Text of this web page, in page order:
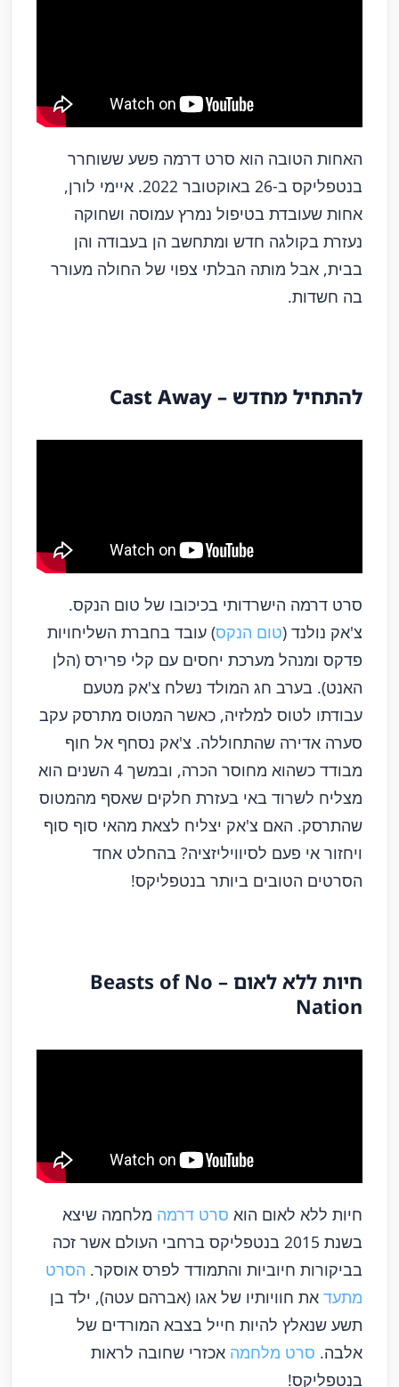
האחות הטובה הוא סרט דרמה פשע ששוחרר
בנטפליקס ב-26 באוקטובר 2022.
איימי לורן,
אחות שעובדת בטיפול נמרץ עמוסה ושחוקה
נעזרת בקולגה חדש ומתחשב הן בעבודה והן
בבית, אבל מותה הבלתי צפוי של החולה מעורר
בה חשדות.
להתחיל מחדש – Cast Away
סרט דרמה הישרדותי בכיכובו של טום הנקס.
צ'אק נולנד (טום הנקס) עובד בחברת השליחויות
פדקס ומנהל מערכת יחסים עם קלי פרירס (הלן
האנט). בערב חג המולד נשלח צ'אק מטעם
עבודתו לטוס למלזיה, כאשר המטוס מתרסק עקב
סערה אדירה שהתחוללה. צ'אק נסחף אל חוף
מבודד כשהוא מחוסר הכרה, ובמשך 4 השנים הוא
מצליח לשרוד באי בעזרת חלקים שאסף מהמטוס
שהתרסק. האם צ'אק יצליח לצאת מהאי סוף סוף
ויחזור אי פעם לסיוויליזציה? בהחלט אחד
הסרטים הטובים ביותר בנטפליקס!
חיות ללא לאום – Beasts of No
Nation
חיות ללא לאום הוא סרט דרמה מלחמה שיצא
בשנת 2015 בנטפליקס ברחבי העולם אשר זכה
בביקורות חיוביות והתמודד לפרס אוסקר. הסרט
מתעד את חוויותיו של אגו (אברהם עטה), ילד בן
תשע שנאלץ להיות חייל בצבא המורדים של
אלבה. סרט מלחמה אכזרי שחובה לראות
בנטפליקס!